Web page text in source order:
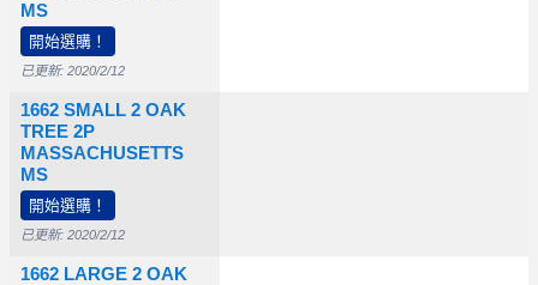
MS
開始選購！
已更新: 2020/2/12
1662 SMALL 2 OAK
TREE 2P
MASSACHUSETTS
MS
開始選購！
已更新: 2020/2/12
1662 LARGE 2 OAK
$37,500